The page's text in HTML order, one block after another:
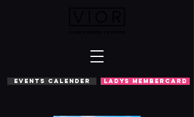
EVENTS CALENDER LADYS MEMBERCARD